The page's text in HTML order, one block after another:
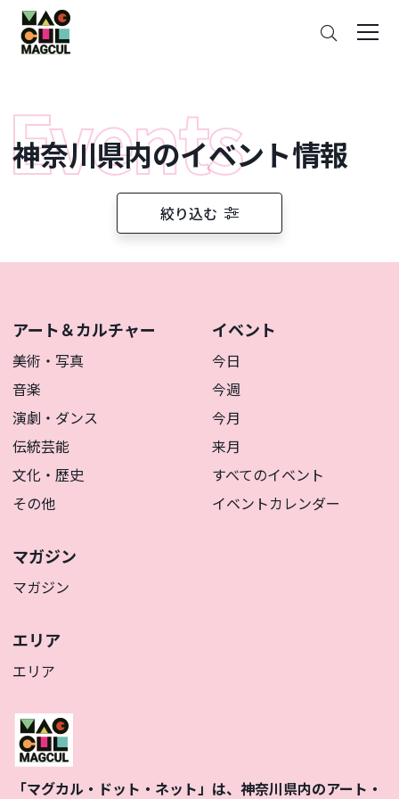
ン
テ
ン
ス
キ
ッ
神奈川県内のイベント情報
絞り込む
アート＆カルチャー
美術・写真
音楽
演劇・ダンス
伝統芸能
文化・歴史
その他
イベント
今日
今週
今月
来月
すべてのイベント
イベントカレンダー
マガジン
マガジン
エリア
エリア
「マグカル・ドット・ネット」は、神奈川県内のアート・